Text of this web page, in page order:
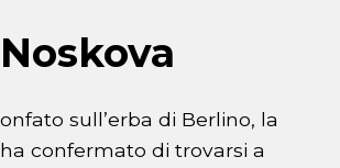
sull’erba di Berlino, la
confermato di trovarsi a